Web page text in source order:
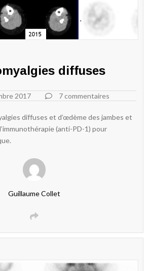
diffuses
2017 7 commentaires
diffuses et d’œdème des jambes et
(anti-PD-1) pour
Guillaume Collet